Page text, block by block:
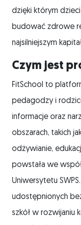
dzięki którym
budować zdrowe
najsilniejszym
Czym jest
FitSchool to
pedagodzy i
informacje oraz
obszarach, takich
odżywianie,
powstała we
Uniwersytetu
udostępnionych
szkół w rozwijaniu